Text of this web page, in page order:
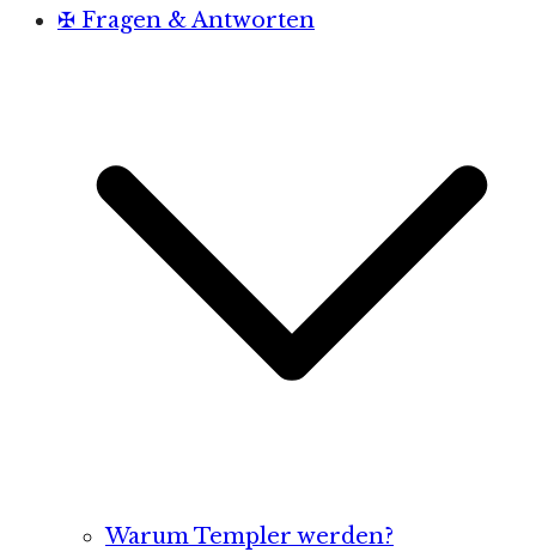
✠ Fragen & Antworten
Warum Templer werden?